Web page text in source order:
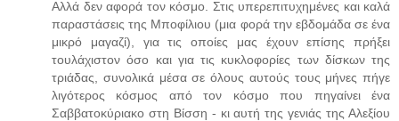
Αλλά δεν αφορά τον κόσμο. Στις υπερεπιτυχημένες και καλά
παραστάσεις της Μποφίλιου (μια φορά την εβδομάδα σε ένα
μικρό μαγαζί), για τις οποίες μας έχουν επίσης πρήξει
τουλάχιστον όσο και για τις κυκλοφορίες των δίσκων της
τριάδας, συνολικά μέσα σε όλους αυτούς τους μήνες πήγε
λιγότερος κόσμος από τον κόσμο που πηγαίνει ένα
Σαββατοκύριακο στη Βίσση - κι αυτή της γενιάς της Αλεξίου